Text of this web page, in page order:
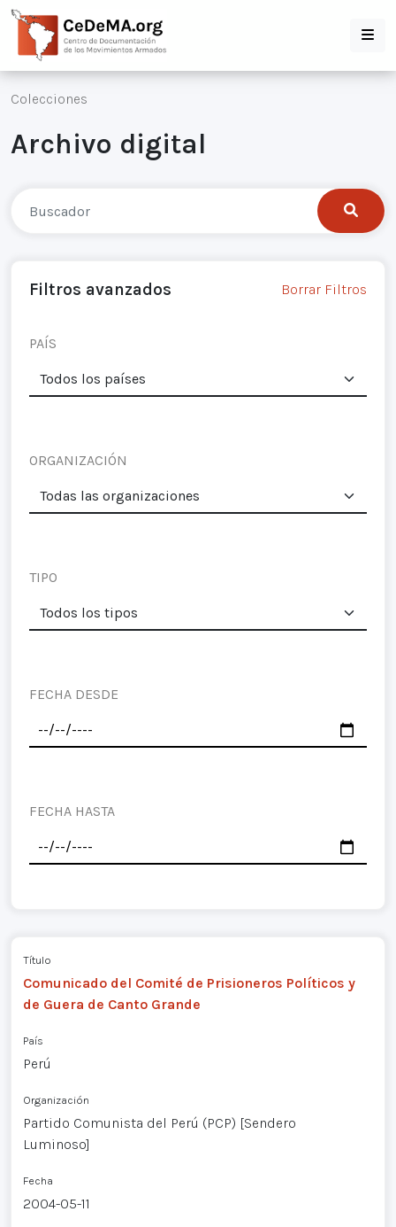
Colecciones
Archivo digital
Filtros avanzados Borrar Filtros
PAÍS
ORGANIZACIÓN
TIPO
FECHA DESDE
FECHA HASTA
Título
Comunicado del Comité de Prisioneros Políticos y
de Guera de Canto Grande
País
Perú
Organización
Partido Comunista del Perú (PCP) [Sendero
Luminoso]
Fecha
2004-05-11